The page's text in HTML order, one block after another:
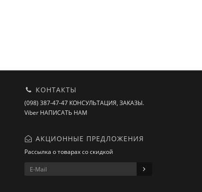
КОНТАКТЫ
(098) 387-47-47 КОНСУЛЬТАЦИЯ, ЗАКАЗЫ.
Viber НАПИСАТЬ НАМ
АКЦИОННЫЕ ПРЕДЛОЖЕНИЯ
Рассылка о товарах со скидкой